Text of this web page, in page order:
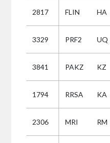
2817 FLIN HA
3329 PRF2 UQ
3841 PAKZ KZ
1794 RRSA KA
2306 MRI RM